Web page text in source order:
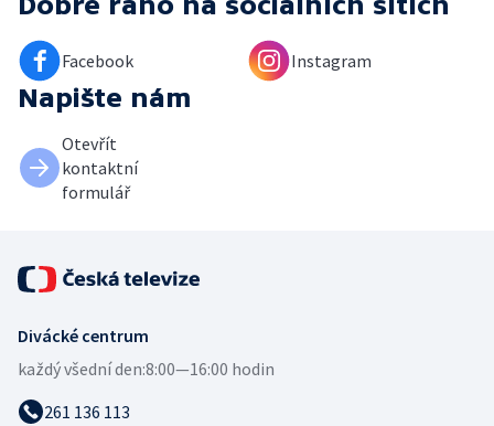
Facebook Instagram
Napište nám
Otevřít
kontaktní
formulář
Divácké centrum
každý všední den:8:00—16:00 hodin
261 136 113